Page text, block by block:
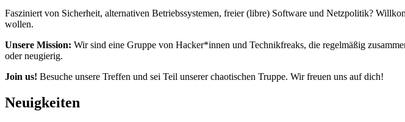
Fasziniert von Sicherheit, alternativen Betriebssystemen, freier (libre) Software und Netzpolitik?
wollen.
Unsere Mission: Wir sind eine Gruppe von Hacker*innen und Technikfreaks, die regelmäßig
oder neugierig.
Join us! Besuche unsere Treffen und sei Teil unserer chaotischen Truppe. Wir freuen uns auf dich!
Neuigkeiten